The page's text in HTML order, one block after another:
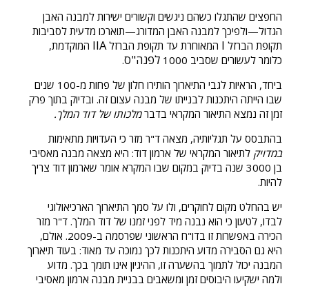
החפצים שהתגלו כשהם ניגשים וקשורים ישירות למבנה האבן
הגדול—ולפיכך למבנה האבן המדורג—תוארכו מדעית לסביבות
תקופת הברזל I המאוחרת עד תקופת הברזלIIA המוקדמת,
כלומר לעשורים שסביב 1000
לפנה"ס.
ביחד, הראיות לגבי התיארוך הותירו חלון של פחות מ-100 שנים
שבו הייתה היתכנות לבנייתו של מבנה עצום זה. ובדיוק בתוך פרק
זמן זה נמצא התיאור המקראי בדברמלכותו של דוד המלך.
בהתבסס על תגליותיה, מצאה ד"ר מזר כי העדויות מתאימות
במדויק לתיאור המקראי של ארמון דוד: היא מצאה מבנה מאסיבי
בן 3000 שנה בדיוק במקום שבו המקרא אומר שארמון דוד צריך
להיות.
יש בהחלט מקום לחוקרים, ולו על סמך התיארוך הארכיאולוגי
לבדו, לטעון כי הוא נבנה מיד לפני זמנו של דוד המלך. ד"ר מזר
הכירה באפשרות זו בדו"ח הראשוני שפרסמה ב-2009. אולם,
היא גם הסבירה מדוע היתכנות לכך נמוכה עד מאוד: בעוד תיארוך
המבנה יכול לתמוך בהשערה זו, ההיגיון אינו תומך בכך. מדוע
ולמה ישקיעו היבוסים זמן ומשאבים בבניית מבנה ארמון מאסיבי